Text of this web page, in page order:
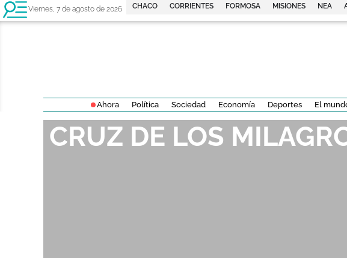
Viernes, 7 de agosto de 2026 CHACO CORRIENTES FORMOSA MISIONES NEA
Ahora Política Sociedad Economía Deportes El
CRUZ DE LOS